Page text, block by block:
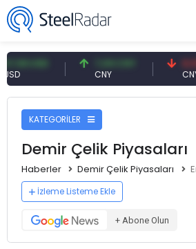
7,09 CNY
CNY
0,13 CNY
CNY/EUR
KATEGORİLER
Demir Çelik Piyasaları
Haberler Demir Çelik Piyasaları
İzleme Listeme Ekle
+ Abone Olun